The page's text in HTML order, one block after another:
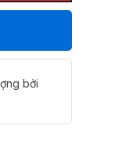
bởi